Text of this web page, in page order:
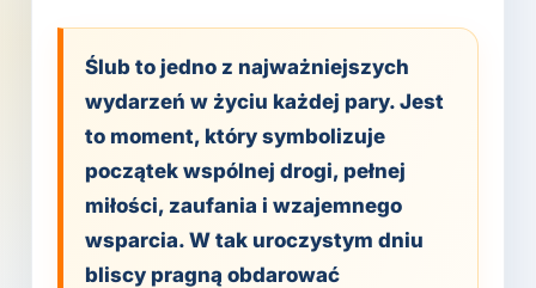
Ślub to jedno z najważniejszych
wydarzeń w życiu każdej pary. Jest
to moment, który symbolizuje
początek wspólnej drogi, pełnej
miłości, zaufania i wzajemnego
wsparcia. W tak uroczystym dniu
bliscy pragną obdarować